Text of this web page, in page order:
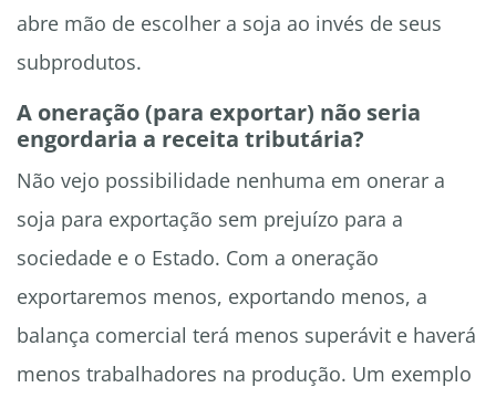
abre mão de escolher a soja ao invés de seus
subprodutos.
A oneração (para exportar) não seria
engordaria a receita tributária?
Não vejo possibilidade nenhuma em onerar a
soja para exportação sem prejuízo para a
sociedade e o Estado. Com a oneração
exportaremos menos, exportando menos, a
balança comercial terá menos superávit e haverá
menos trabalhadores na produção. Um exemplo